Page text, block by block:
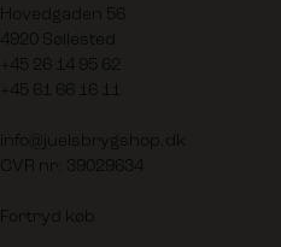
Hovedgaden 56
4920 Søllested
+45 26 14 95 62
+45 61 66 16 11
info@juelsbrygshop.dk
CVR nr: 39029634
Fortryd køb